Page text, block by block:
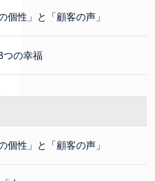
個性」と「顧客の声」
つの幸福
個性」と「顧客の声」